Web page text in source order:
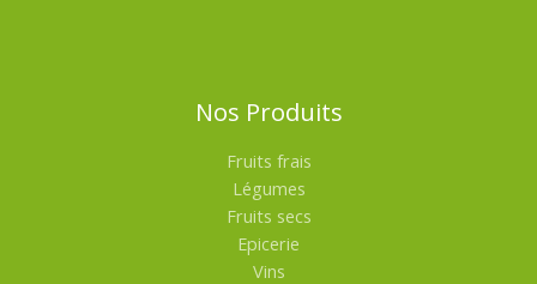
Nos Produits
Fruits frais
Légumes
Fruits secs
Epicerie
Vins